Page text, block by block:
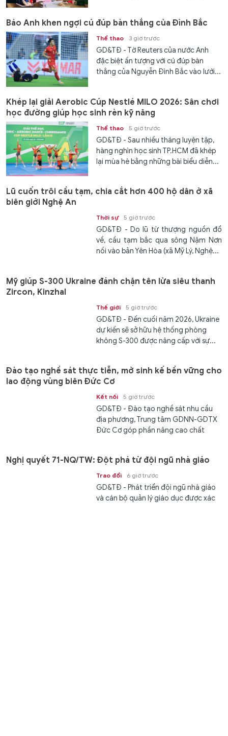
Báo Anh khen ngợi cú đúp bàn thắng của Đình Bắc
Thể thao 3 giờ trước
GD&TĐ - Tờ Reuters của nước Anh
đặc biệt ấn tượng với cú đúp bàn
thắng của Nguyễn Đình Bắc vào lưới...
Khép lại giải Aerobic Cúp Nestlé MILO 2026: Sân chơi
học đường giúp học sinh rèn kỹ năng
Thể thao 5 giờ trước
GD&TĐ - Sau nhiều tháng luyện tập,
hàng nghìn học sinh TP.HCM đã khép
lại mùa hè bằng những bài biểu diễn...
Lũ cuốn trôi cầu tạm, chia cắt hơn 400 hộ dân ở xã
biên giới Nghệ An
Thời sự 5 giờ trước
GD&TĐ - Do lũ từ thượng nguồn đổ
về, cầu tạm bắc qua sông Nậm Nơn
nối vào bản Yên Hòa (xã Mỹ Lý, Nghệ...
Mỹ giúp S-300 Ukraine đánh chặn tên lửa siêu thanh
Zircon, Kinzhal
Thế giới 5 giờ trước
GD&TĐ - Đến cuối năm 2026, Ukraine
dự kiến ​​sẽ sở hữu hệ thống phòng
không S-300 được nâng cấp với sự...
Đào tạo nghề sát thực tiễn, mở sinh kế bền vững cho
lao động vùng biên Đức Cơ
Kết nối 5 giờ trước
GD&TĐ - Đào tạo nghề sát nhu cầu
địa phương, Trung tâm GDNN-GDTX
Đức Cơ góp phần nâng cao chất
Nghị quyết 71-NQ/TW: Đột phá từ đội ngũ nhà giáo
Trao đổi 6 giờ trước
GD&TĐ - Phát triển đội ngũ nhà giáo
và cán bộ quản lý giáo dục được xác